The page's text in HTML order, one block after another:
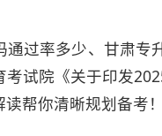
过率多少、甘肃
试院《关于印发
帮你清晰规划备考！